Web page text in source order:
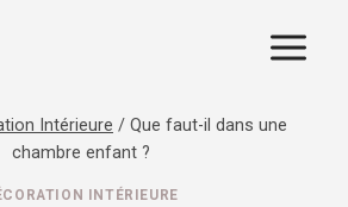
Intérieure / Que faut-il dans une
chambre enfant ?
INTÉRIEURE